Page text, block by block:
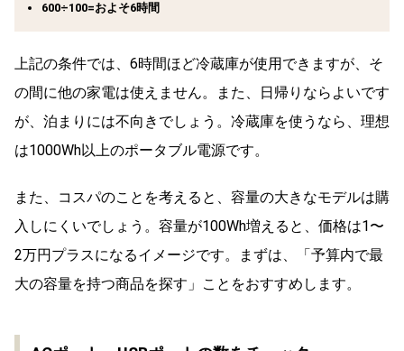
600÷100=およそ6時間
上記の条件では、6時間ほど冷蔵庫が使用できますが、そ
の間に他の家電は使えません。また、日帰りならよいです
が、泊まりには不向きでしょう。冷蔵庫を使うなら、理想
は1000Wh以上のポータブル電源です。
また、コスパのことを考えると、容量の大きなモデルは購
入しにくいでしょう。容量が100Wh増えると、価格は1〜
2万円プラスになるイメージです。まずは、「予算内で最
大の容量を持つ商品を探す」ことをおすすめします。